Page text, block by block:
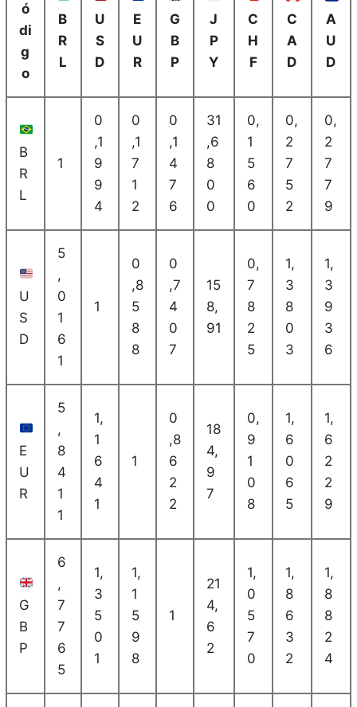
ó
di
g
o
B
R
L
U
S
D
E
U
R
G
B
P
J
P
Y
C
H
F
C
A
D
A
U
D
B
R
L
1
0
,1
9
9
4
0
,1
7
1
2
0
,1
4
7
6
31
,6
8
0
0
0,
1
5
6
0
0,
2
7
5
2
0,
2
7
7
9
U
S
D
5
,
0
1
6
1
1
0
,8
5
8
8
0
,7
4
0
7
15
8,
91
0,
7
8
2
5
1,
3
8
0
3
1,
3
9
3
6
E
U
R
5
,
8
4
1
1
1,
1
6
4
1
1
0
,8
6
2
2
18
4,
9
7
0,
9
1
0
8
1,
6
0
6
5
1,
6
2
2
9
G
B
P
6
,
7
7
6
5
1,
3
5
0
1
1,
1
5
9
8
1
21
4,
6
2
1,
0
5
7
0
1,
8
6
3
2
1,
8
8
2
4